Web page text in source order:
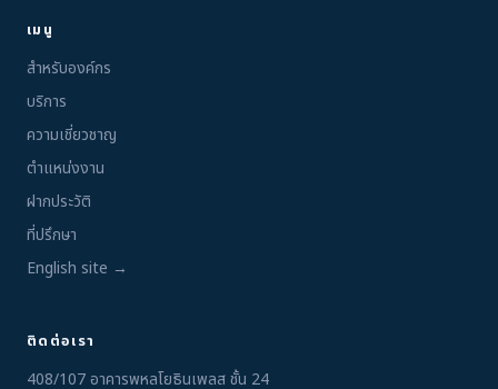
เมนู
สำหรับองค์กร
บริการ
ความเชี่ยวชาญ
ตำแหน่งงาน
ฝากประวัติ
ที่ปรึกษา
English site →
ติดต่อเรา
408/107 อาคารพหลโยธินเพลส ชั้น 24